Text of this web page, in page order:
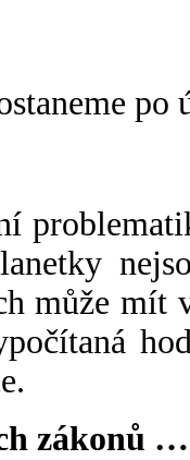
po
může mít
zákonů …